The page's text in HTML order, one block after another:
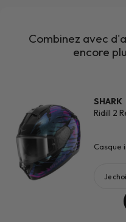
Combinez avec
encore
SHARK
Ridill 2
Casque
Je